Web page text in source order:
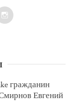
Instagram
гражданин
Евгений